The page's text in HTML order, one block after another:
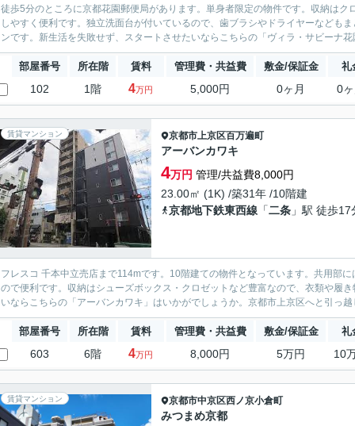
徒歩5分のところに京都花園郵便局があります。単身者限定の物件です。収納は
しやすく便利です。独立洗面台が付いているので、歯ブラシやドライヤーなども
ンです。新生活を失敗せず、スタートさせたいならこちらの「ヴィラ・サビーナ
部屋番号 所在階 賃料 管理費・共益費 敷金/保証金 礼
102 1階 4万円 5,000円 0ヶ月 0ヶ
賃貸マンション 京都市上京区百万遍町
アーバンカワキ
4万円 管理/共益費8,000円
23.00㎡ (1K) /築31年 /10階建
京都地下鉄東西線 「二条 」駅 徒歩17
フレスコ 千本中立売店まで114mです。10階建ての物件となっています。共用部
ので便利です。収納はシューズボックス・クロゼットなど豊富なので、衣類や履
いならこちらの「アーバンカワキ」はいかがでしょうか。京都市上京区へと引っ
部屋番号 所在階 賃料 管理費・共益費 敷金/保証金 礼
603 6階 4万円 8,000円 5万円 10
賃貸マンション 京都市中京区西ノ京小倉町
みつまめ京都